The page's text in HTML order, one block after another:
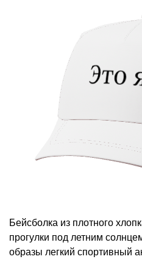
Бейсболка из плотного
прогулки под летним
образы легкий спортивный